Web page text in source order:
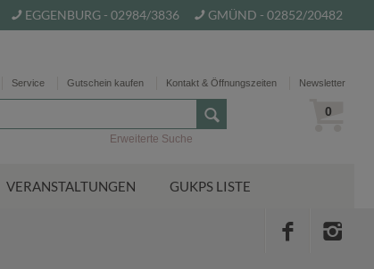
EGGENBURG - 02984/3836 GMÜND - 02852/20482
Service Gutschein kaufen Kontakt & Öffnungszeiten Newsletter
0
Erweiterte Suche
VERANSTALTUNGEN GUKPS LISTE